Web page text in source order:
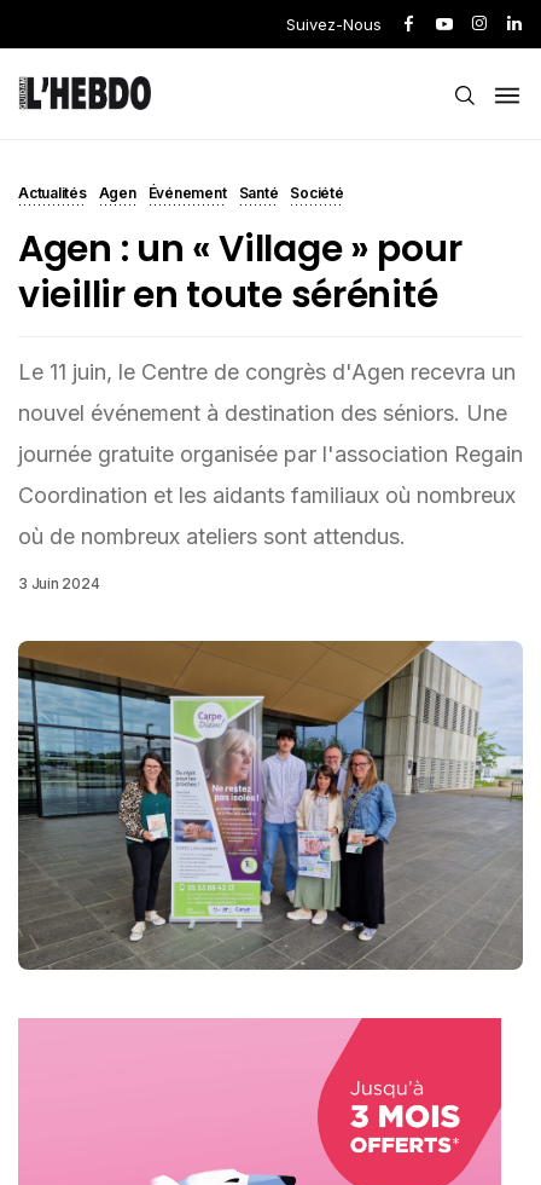
Suivez-Nous
Actualités Agen Événement Santé Société
Agen : un « Village » pour
vieillir en toute sérénité
Le 11 juin, le Centre de congrès d'Agen recevra un
nouvel événement à destination des séniors. Une
journée gratuite organisée par l'association Regain
Coordination et les aidants familiaux où nombreux
où de nombreux ateliers sont attendus.
3 Juin 2024